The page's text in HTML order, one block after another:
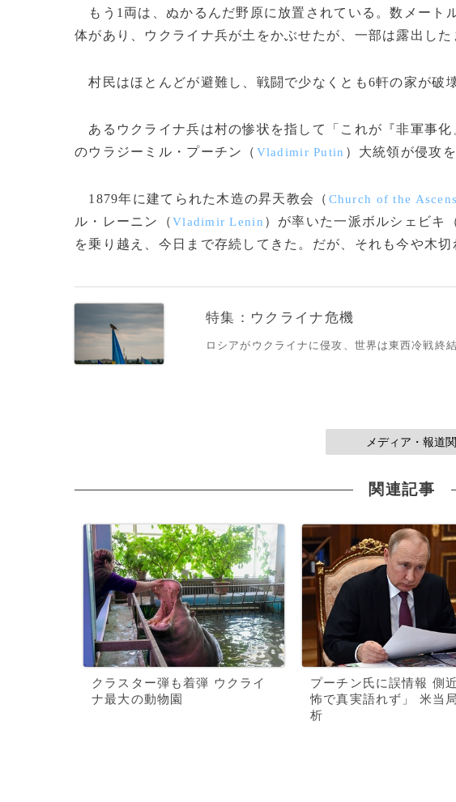
もう1両は、ぬかるんだ野原に放置されている。数メート
体があり、ウクライナ兵が土をかぶせたが、一部は露出した
村民はほとんどが避難し、戦闘で少なくとも6軒の家が破
あるウクライナ兵は村の惨状を指して「これが『非軍事
のウラジーミル・プーチン（ Vladimir Putin ）大統領が侵攻
1879年に建てられた木造の昇天教会（ Church of the
ル・レーニン（Vladimir Lenin ）が率いた一派ボルシェビキ
を乗り越え、今日まで存続してきた。だが、それも今や木
特集：ウクライナ危機
ロシアがウクライナに侵攻、世界は東西冷戦終
メディア・報道
関連記事
クラスター弾も着弾 ウクライ
ナ最大の動物園
プーチン氏に誤情報 側
怖で真実語れず」 米当
析